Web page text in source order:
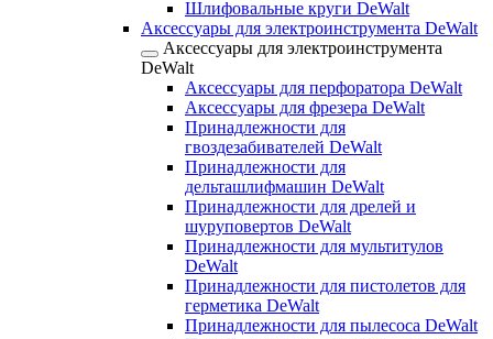
Шлифовальные круги DeWalt
Аксессуары для электроинструмента DeWalt
Аксессуары для электроинструмента
DeWalt
Аксессуары для перфоратора DeWalt
Аксессуары для фрезера DeWalt
Принадлежности для
гвоздезабивателей DeWalt
Принадлежности для
дельташлифмашин DeWalt
Принадлежности для дрелей и
шуруповертов DeWalt
Принадлежности для мультитулов
DeWalt
Принадлежности для пистолетов для
герметика DeWalt
Принадлежности для пылесоса DeWalt